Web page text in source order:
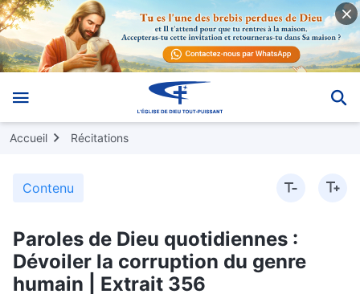
Accueil Récitations
Contenu
Paroles de Dieu quotidiennes :
Dévoiler la corruption du genre
humain | Extrait 356